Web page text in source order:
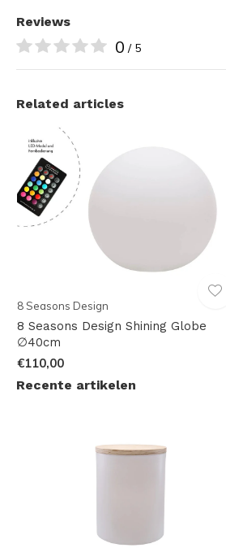
Reviews
0 / 5
Related articles
8 Seasons Design
8 Seasons Design Shining Globe
∅40cm
€110,00
Recente artikelen